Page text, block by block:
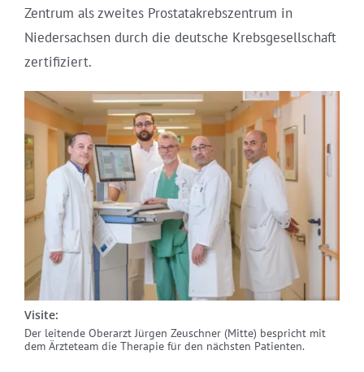
Zentrum als zweites Prostatakrebszentrum in
Niedersachsen durch die deutsche Krebsgesellschaft
zertifiziert.
Visite:
Der leitende Oberarzt Jürgen Zeuschner (Mitte) bespricht mit
dem Ärzteteam die Therapie für den nächsten Patienten.